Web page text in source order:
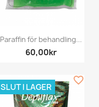
Paraffin för behandling...
60,00kr
SLUT I LAGER
favorite_border